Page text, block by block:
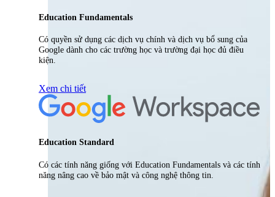
Education Fundamentals
Có quyền sử dụng các dịch vụ chính và dịch vụ bổ sung của
Google dành cho các trường học và trường đại học đủ điều
kiện.
Xem chi tiết
Education Standard
Có các tính năng giống với Education Fundamentals và các tính
năng nâng cao về bảo mật và công nghệ thông tin.